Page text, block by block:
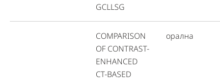
GCLLSG
COMPARISON
OF CONTRAST-
ENHANCED
CT-BASED
орална